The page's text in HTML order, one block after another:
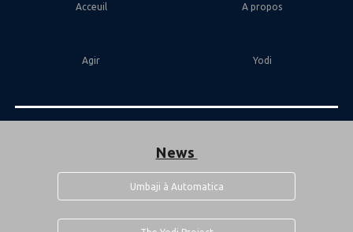
Acceuil A propos
Agir Yodi
News
Umbaji à Automatica